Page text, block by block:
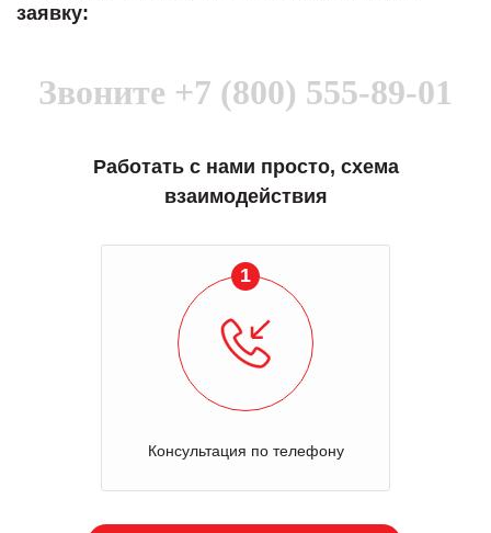
заявку:
Звоните +7 (800) 555-89-01
Работать с нами просто, схема
взаимодействия
1
Консультация по телефону